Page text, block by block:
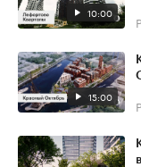
10:00
15:00